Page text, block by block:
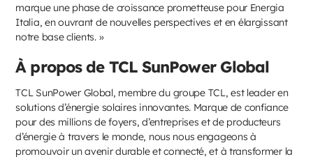
marque une phase de croissance prometteuse pour Energia
Italia, en ouvrant de nouvelles perspectives et en élargissant
notre base clients. »
À propos de TCL SunPower Global
TCL SunPower Global, membre du groupe TCL, est leader en
solutions d’énergie solaires innovantes. Marque de confiance
pour des millions de foyers, d’entreprises et de producteurs
d’énergie à travers le monde, nous nous engageons à
promouvoir un avenir durable et connecté, et à transformer la